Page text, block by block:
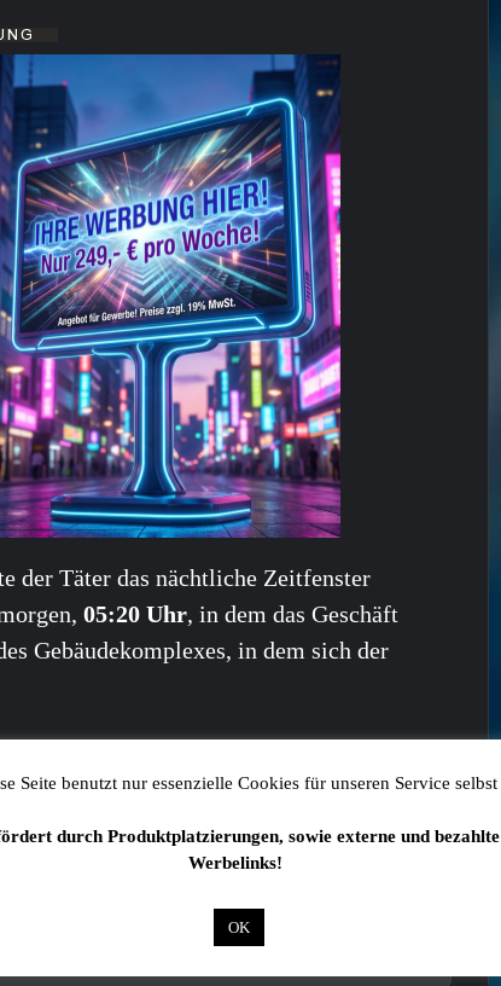
der Täter das nächtliche Zeitfenster
05:20 Uhr, in dem das Geschäft
Gebäudekomplexes, in dem sich der
interessieren:
im Wert von 1.500 Euro gebracht
Seite benutzt nur essenzielle Cookies für unseren Service selbst
durch Produktplatzierungen, sowie externe und bezahlte
Werbelinks!
OK